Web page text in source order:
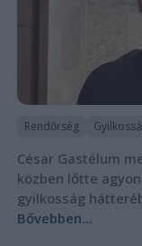
Rendőrség
César Gastélum
közben lőtte
gyilkosság
Bővebben...